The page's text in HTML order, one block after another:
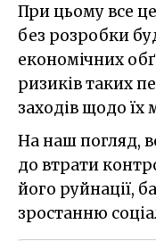
При цьому все
без розробки
економічних
ризиків таких
заходів щодо їх
На наш погляд,
до втрати
його руйнації,
зростанню